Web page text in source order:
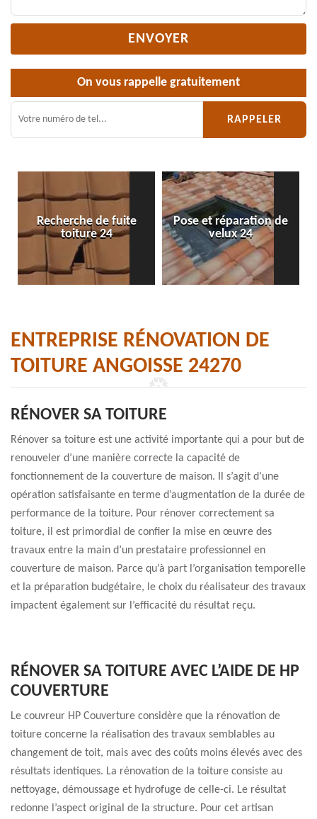
On vous rappelle gratuitement
Recherche de fuite
toiture 24
Pose et réparation de
velux 24
ENTREPRISE RÉNOVATION DE
TOITURE ANGOISSE 24270
RÉNOVER SA TOITURE
Rénover sa toiture est une activité importante qui a pour but de
renouveler d’une manière correcte la capacité de
fonctionnement de la couverture de maison. Il s’agit d’une
opération satisfaisante en terme d’augmentation de la durée de
performance de la toiture. Pour rénover correctement sa
toiture, il est primordial de confier la mise en œuvre des
travaux entre la main d’un prestataire professionnel en
couverture de maison. Parce qu’à part l’organisation temporelle
et la préparation budgétaire, le choix du réalisateur des travaux
impactent également sur l’efficacité du résultat reçu.
RÉNOVER SA TOITURE AVEC L’AIDE DE HP
COUVERTURE
Le couvreur HP Couverture considère que la rénovation de
toiture concerne la réalisation des travaux semblables au
changement de toit, mais avec des coûts moins élevés avec des
résultats identiques. La rénovation de la toiture consiste au
nettoyage, démoussage et hydrofuge de celle-ci. Le résultat
redonne l’aspect original de la structure. Pour cet artisan